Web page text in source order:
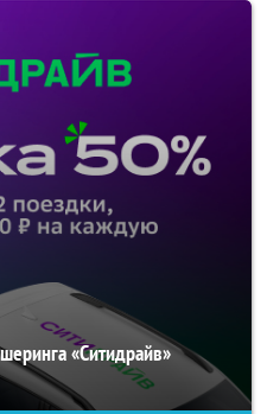
«Ситидрайв»